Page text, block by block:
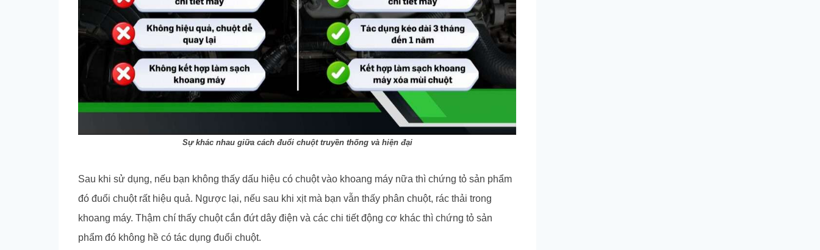
Sự khác nhau giữa cách đuổi chuột truyền thống và hiện đại
Sau khi sử dụng, nếu bạn không thấy dấu hiệu có chuột vào khoang máy nữa thì chứng tỏ sản phẩm
đó đuổi chuột rất hiệu quả. Ngược lại, nếu sau khi xịt mà bạn vẫn thấy phân chuột, rác thải trong
khoang máy. Thậm chí thấy chuột cắn đứt dây điện và các chi tiết động cơ khác thì chứng tỏ sản
phẩm đó không hề có tác dụng đuổi chuột.